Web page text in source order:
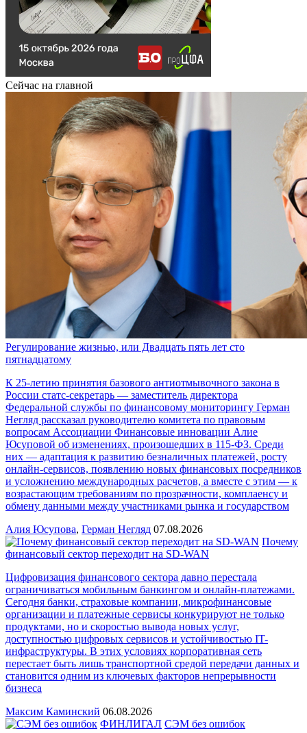
Сейчас на главной
Регулирование жизнью, или Двадцать пять лет сто
пятнадцатому
К 25-летию принятия базового антиотмывочного закона в
России статс-секретарь — заместитель директора
Федеральной службы по финансовому мониторингу Герман
Негляд рассказал руководителю комитета по правовым
вопросам Ассоциации Финансовые инновации Алие
Юсуповой об изменениях, произошедших в 115-ФЗ. Среди
них — адаптация к развитию безналичных платежей, росту
онлайн-сервисов, появлению новых финансовых посредников
и усложнению международных расчетов, а вместе с этим — к
возрастающим требованиям по прозрачности, комплаенсу и
обмену данными между участниками рынка и государством
Алия Юсупова, Герман Негляд 07.08.2026
Почему
финансовый сектор переходит на SD-WAN
Цифровизация финансового сектора давно перестала
ограничиваться мобильным банкингом и онлайн-платежами.
Сегодня банки, страховые компании, микрофинансовые
организации и платежные сервисы конкурируют не только
продуктами, но и скоростью вывода новых услуг,
доступностью цифровых сервисов и устойчивостью IT-
инфраструктуры. В этих условиях корпоративная сеть
перестает быть лишь транспортной средой передачи данных и
становится одним из ключевых факторов непрерывности
бизнеса
Максим Каминский 06.08.2026
ФИНЛИГАЛ СЭМ без ошибок